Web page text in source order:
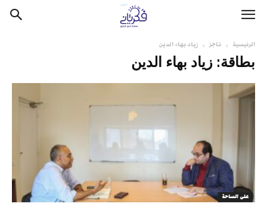
الرئيسية تاجز زياد بهاء الدين
بطاقة: زياد بهاء الدين
على الساحة